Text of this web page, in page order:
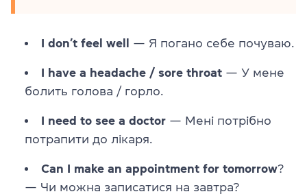
I don’t feel well — Я погано себе почуваю.
I have a headache / sore throat — У мене
болить голова / горло.
I need to see a doctor — Мені потрібно
потрапити до лікаря.
Can I make an appointment for tomorrow?
— Чи можна записатися на завтра?